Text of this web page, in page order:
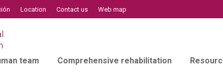
Location Contact us Web map
team Comprehensive rehabilitation